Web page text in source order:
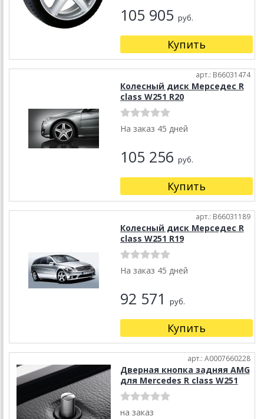
105 905 руб.
Купить
арт.: B66031474
Колесный диск Мерседес R
class W251 R20
На заказ 45 дней
105 256 руб.
Купить
арт.: B66031189
Колесный диск Мерседес R
class W251 R19
На заказ 45 дней
92 571 руб.
Купить
арт.: A0007660228
Дверная кнопка задняя AMG
для Mercedes R class W251
на заказ